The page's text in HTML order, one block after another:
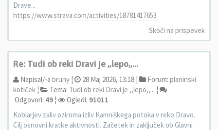
Drave...
https://www.strava.com/activities/18781417653
Skoči na prispevek
Re: Tudi ob reki Dravi je ,,lepo,,...
Napisal/-a bruny ¦ 28 Maj 2026, 13:18 ¦ Forum: planinski
kotiček ¦ Tema: Tudi ob reki Dravi je ,,lepo,,... ¦
Odgovori: 49 ¦ Ogledi: 91011
Koblarjev zaliv oziroma izliv Kamniškega potoka v reko Dravo.
Cilj osnovni kratke aktivnosti. Začetek in zaključek ob Glavni